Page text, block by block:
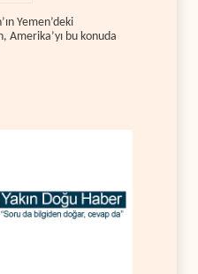
Yemen’deki
Amerika’yı bu konuda